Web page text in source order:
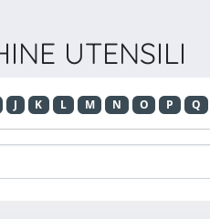
UTENSILI
J K L M N O P Q